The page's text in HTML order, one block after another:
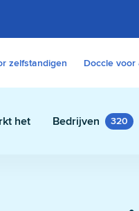
zelfstandigen Doccle
het Bedrijven 320